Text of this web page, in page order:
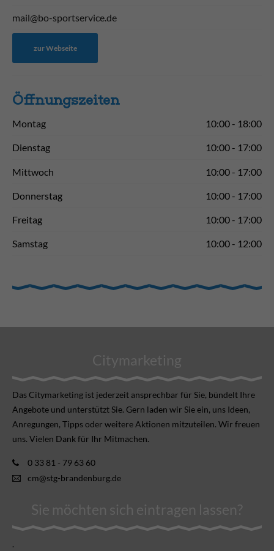
mail@bo-sportservice.de
zur Webseite
Öffnungs­zeiten
Montag 10:00 - 18:00
Dienstag 10:00 - 17:00
Mittwoch 10:00 - 17:00
Donnerstag 10:00 - 17:00
Freitag 10:00 - 17:00
Samstag 10:00 - 12:00
Citymarketing
Das Citymarketing ist jederzeit ansprechbar für Sie, bündelt Ihre
Angebote und unterstützt Sie. Gern laden wir Sie ein, uns Ideen,
Anregungen, Tipps oder weitere Aktionen mitzuteilen. Wir freuen
uns. Vielen Dank für Ihr Mitmachen.
0 33 81 - 79 63 60
cm@stg-brandenburg.de
Sie möchten sich eintragen lassen?
.